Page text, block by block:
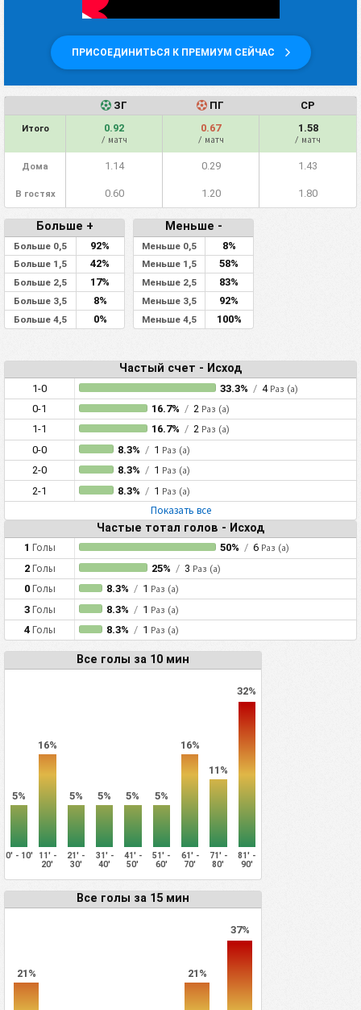
ПРИСОЕДИНИТЬСЯ К ПРЕМИУМ СЕЙЧАС
ЗГ ПГ СР
Итого 0.92
/ матч
0.67
/ матч
1.58
/ матч
Дома 1.14 0.29 1.43
В гостях 0.60 1.20 1.80
Больше +
Больше 0,5 92%
Больше 1,5 42%
Больше 2,5 17%
Больше 3,5 8%
Больше 4,5 0%
Меньше -
Меньше 0,5 8%
Меньше 1,5 58%
Меньше 2,5 83%
Меньше 3,5 92%
Меньше 4,5 100%
Частый счет - Исход
1-0 33.3% /4 Раз (а)
0-1 16.7% / 2 Раз (а)
1-1 16.7% / 2 Раз (а)
0-0 8.3% /1 Раз (а)
2-0 8.3% /1 Раз (а)
2-1 8.3% /1 Раз (а)
Показать все
Частые тотал голов - Исход
1 Голы 50% /6 Раз (а)
2 Голы 25% / 3 Раз (а)
0 Голы 8.3% /1 Раз (а)
3 Голы 8.3% /1 Раз (а)
4 Голы 8.3% /1 Раз (а)
Все голы за 10 мин
5%
16%
5% 5% 5% 5%
16%
11%
32%
0' - 10'
11' -
20'
21' -
30'
31' -
40'
41' -
50'
51' -
60'
61' -
70'
71' -
80'
81' -
90'
Все голы за 15 мин
21% 21%
37%